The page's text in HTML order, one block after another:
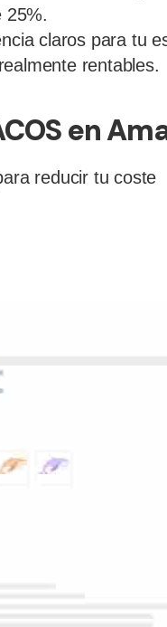
25%.
claros para tu
rentables.
en
reducir tu coste